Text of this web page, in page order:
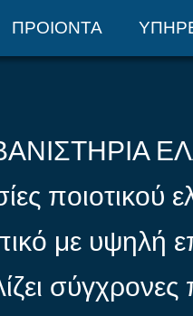
ΠΡΟΙΟΝΤΑ
ποιοτικού
με υψηλή